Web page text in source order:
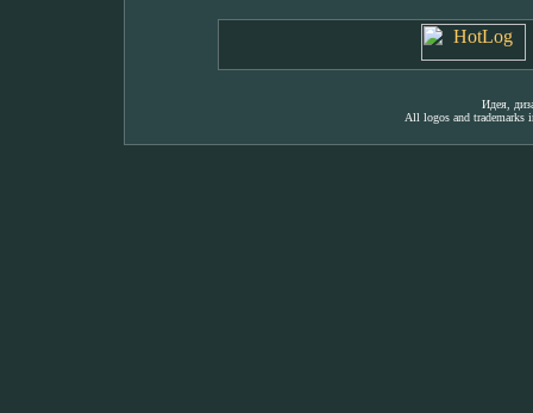
Идея,
All logos and trademarks